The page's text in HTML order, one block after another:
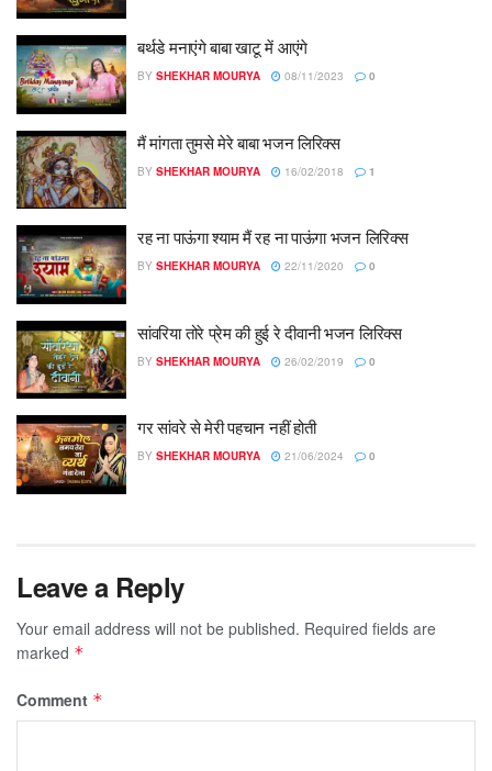
बर्थडे मनाएंगे बाबा खाटू में आएंगे
BY SHEKHAR MOURYA 08/11/2023 0
मैं मांगता तुमसे मेरे बाबा भजन लिरिक्स
BY SHEKHAR MOURYA 16/02/2018 1
रह ना पाऊंगा श्याम मैं रह ना पाऊंगा भजन लिरिक्स
BY SHEKHAR MOURYA 22/11/2020 0
सांवरिया तोरे प्रेम की हुई रे दीवानी भजन लिरिक्स
BY SHEKHAR MOURYA 26/02/2019 0
गर सांवरे से मेरी पहचान नहीं होती
BY SHEKHAR MOURYA 21/06/2024 0
Leave a Reply
Your email address will not be published. Required fields are
marked *
Comment *